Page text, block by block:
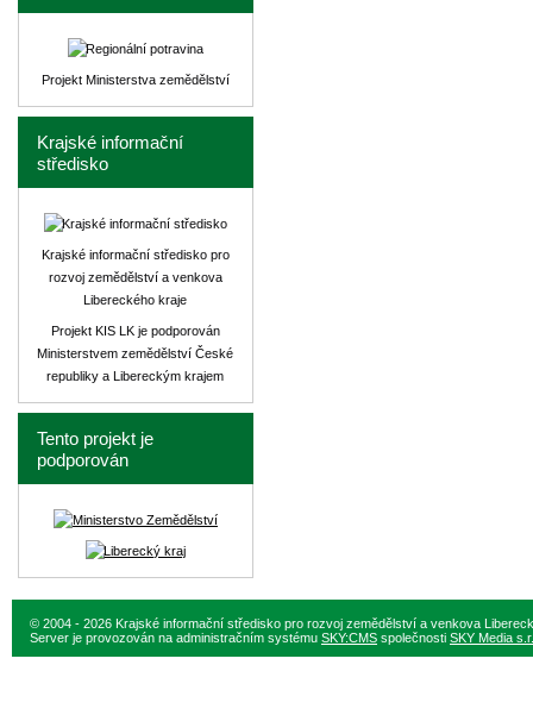
Projekt Ministerstva zemědělství
Krajské informační
středisko
Krajské informační středisko pro
rozvoj zemědělství a venkova
Libereckého kraje
Projekt KIS LK je podporován
Ministerstvem zemědělství České
republiky a Libereckým krajem
Tento projekt je
podporován
© 2004 - 2026 Krajské informační středisko pro rozvoj zemědělství a venkova
Server je provozován na administračním systému SKY:CMS společnosti SKY Media